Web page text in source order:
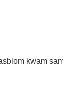
kwam